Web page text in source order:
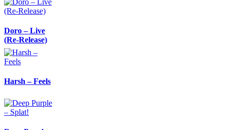
Doro – Live
(Re-Release)
Harsh – Feels